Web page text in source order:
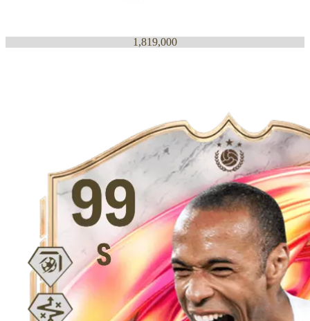
1,819,000